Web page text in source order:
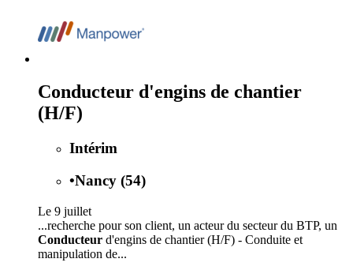
Conducteur d'engins de chantier
(H/F)
Intérim
•Nancy (54)
Le 9 juillet
...recherche pour son client, un acteur du secteur du BTP, un
Conducteur d'engins de chantier (H/F) - Conduite et
manipulation de...